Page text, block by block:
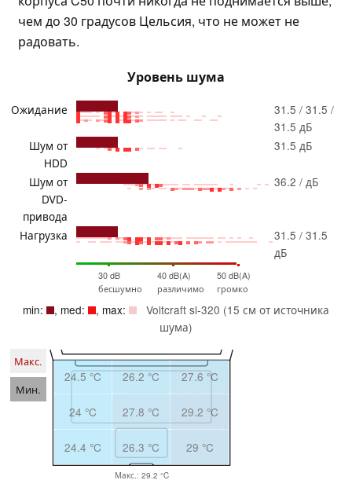
чем до 30 градусов Цельсия, что не может не
радовать.
Уровень шума
Ожидание
31.5 / 31.5 /
31.5 дБ
Шум от
HDD
31.5 дБ
Шум от
DVD-
привода
36.2 / дБ
Нагрузка
31.5 / 31.5
дБ
30 dB
бесшумно
40 dB(A)
различимо
50 dB(A)
громко
min: , med: , max:
Voltcraft sl-320 (15 см от источника
шума)
Макс.
Мин.
24.5 °C 26.2 °C 27.6 °C
24 °C 27.8 °C 29.2 °C
24.4 °C 26.3 °C 29 °C
Макс.: 29.2 °C